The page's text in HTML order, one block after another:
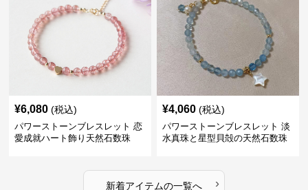
¥6,080 (税込)
パワーストーンブレスレット 恋
愛成就ハート飾り天然石数珠
¥4,060 (税込)
パワーストーンブレスレット 淡
水真珠と星型貝殻の天然石数珠
新着アイテムの一覧へ ›